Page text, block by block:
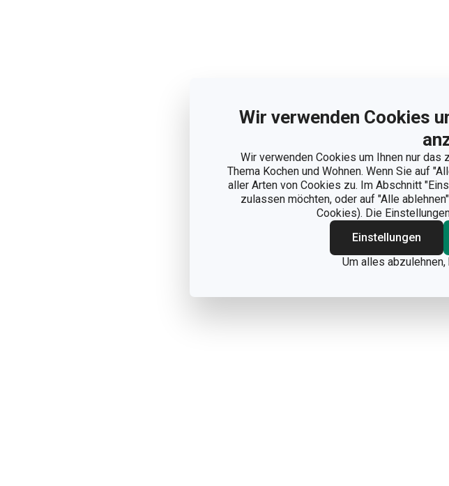
Wir verwenden Cookies
Wir verwenden Cookies um Ihnen nur
Thema Kochen und Wohnen. Wenn Sie auf
aller Arten von Cookies zu. Im Abschnitt
zulassen möchten, oder auf "Alle
Cookies). Die
Einstellungen
Um alles